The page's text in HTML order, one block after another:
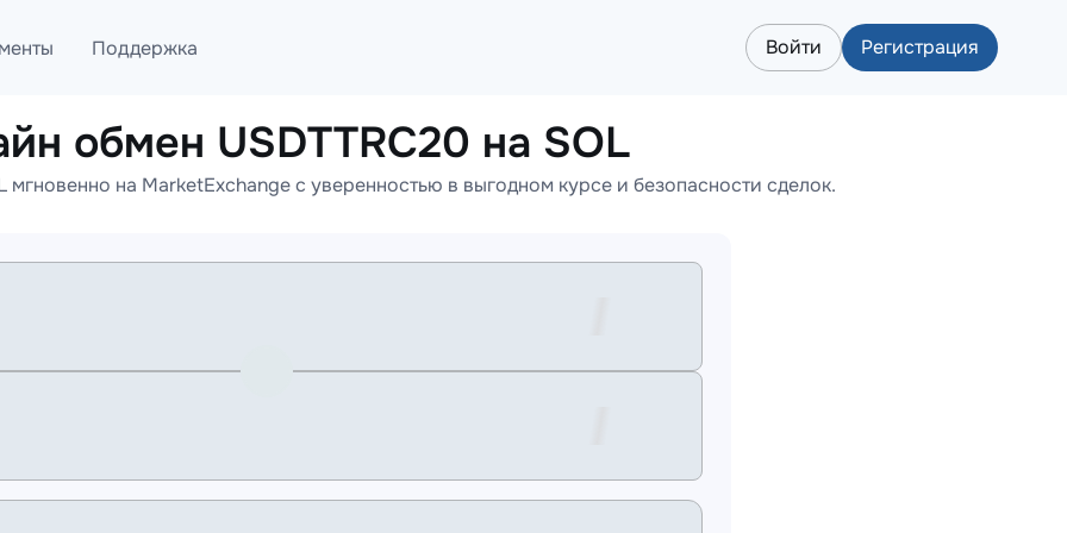
Поддержка
Telegram
Онлайн помощь
Войти Регистрация
обмен USDTTRC20 на SOL
мгновенно на MarketExchange с уверенностью в выгодном курсе и безопасности сделок.